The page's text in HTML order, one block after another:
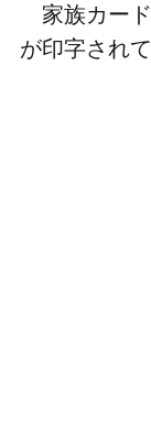
家族カー
が印字され